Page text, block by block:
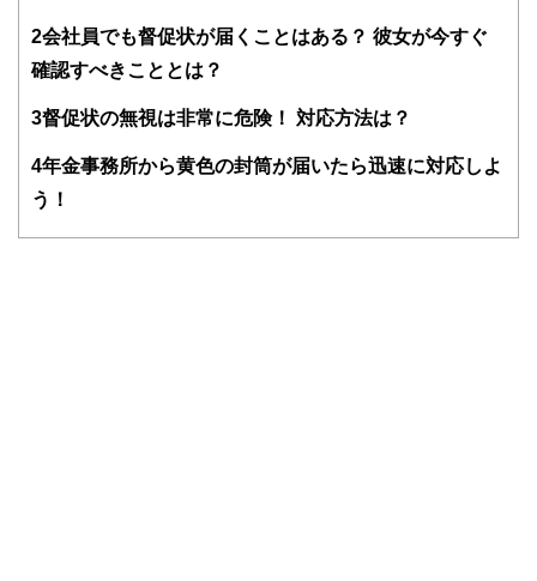
得者を中心に「お金や暮らし」に関する書籍・雑誌の編集経
験者で構成され、企画立案から記事掲載まですべての工程に
関わることで、読者目線のコンテンツを追求しています。
FinancialFieldの特徴は、ファイナンシャルプランナー、弁
ドバイザー、DCプランナー、公認会計士、社会保険労務
士、行政書士、投資アナリスト、キャリアコンサルタントな
をわかりやすく発信している点です。
2会社員でも督促状が届くことはある？ 彼女が今すぐ
確認すべきこととは？
3督促状の無視は非常に危険！ 対応方法は？
4年金事務所から黄色の封筒が届いたら迅速に対応しよ
う！